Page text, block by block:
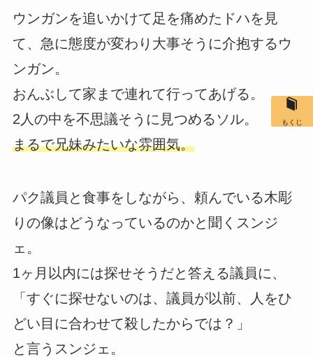
ウンガンを追いかけて足を痛めたドハを見
て、急に態度が変わり大事そうに介抱するウ
ンガン。
おんぶして家まで連れて行ってあげる。
2人の中を不思議そうに見つめるソル。
まるで兄妹みたいな雰囲気。
パク議員と食事をしながら、頼んでいる木彫
りの像はどうなっているのかと聞くスンジ
ェ。
1ヶ月以内には探せそうだと答える議員に、
「すぐに探せないのは、議員が以前、人をひ
どい目に合わせて殺したからでは？」
と言うスンジェ。
もくじ